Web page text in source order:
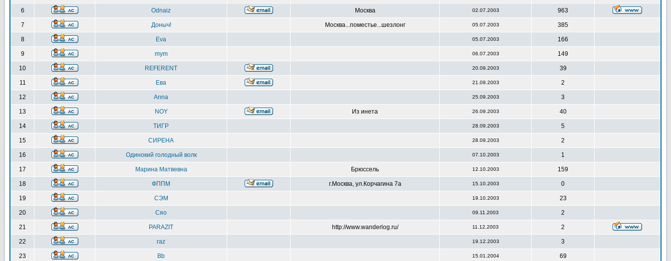
6 Odnaiz Москва 02.07.2003 963
7 Доныч! Москва...поместье...шезлонг 05.07.2003 385
8 Eva 05.07.2003 166
9 mym 06.07.2003 149
10 REFERENT 20.09.2003 39
11 Ева 21.09.2003 2
12 Anna 25.09.2003 3
13 NOY Из инета 26.09.2003 40
14 ТИГР 28.09.2003 5
15 СИРЕНА 28.09.2003 2
16 Одинокий голодный волк 07.10.2003 1
17 Марина Матвевна Брюссель 12.10.2003 159
18 ФППМ г.Москва, ул.Корчагина 7а 15.10.2003 0
19 СЭМ 19.10.2003 23
20 Сяо 09.11.2003 2
21 PARAZIT http://www.wanderlog.ru/ 11.12.2003 2
22 raz 19.12.2003 3
23 Bb 15.01.2004 69